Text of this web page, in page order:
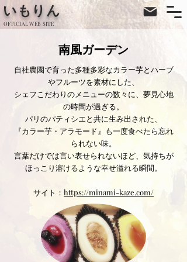
​いもりん
​OFFICIAL WEB SITE
​南風ガーデン
自社農園で育った多種多彩なカラー芋とハーブ
やフルーツを素材にした、
シェフこだわりのメニューの数々に、夢見心地
の時間が過ぎる。
パリのパティシエと共に生み出された、
『カラー芋・アラモード』も一度食べたら忘れ
られない味。
言葉だけでは言い表せられないほど、気持ちが
ほっこり溶けるような幸せ溢れる瞬間。
サイト： https://minami-kaze.com/